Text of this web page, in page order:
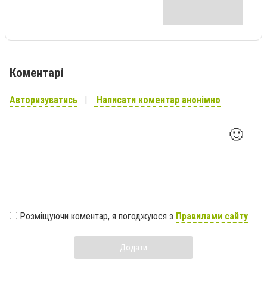
Коментарі
Авторизуватись Написати коментар анонімно
🙂
Розміщуючи коментар, я погоджуюся з Правилами сайту
Додати